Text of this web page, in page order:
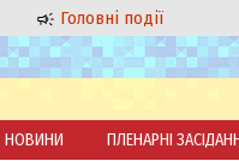
Головні події
НОВИНИ ПЛЕНАРНІ